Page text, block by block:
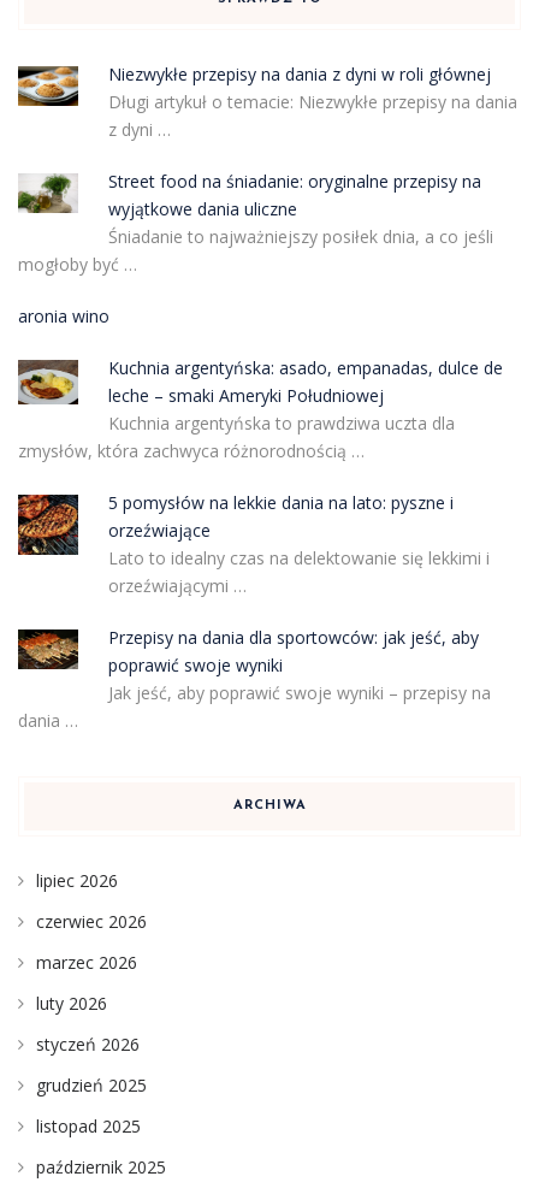
Niezwykłe przepisy na dania z dyni w roli głównej
Długi artykuł o temacie: Niezwykłe przepisy na dania
z dyni …
Street food na śniadanie: oryginalne przepisy na
wyjątkowe dania uliczne
Śniadanie to najważniejszy posiłek dnia, a co jeśli
mogłoby być …
aronia wino
Kuchnia argentyńska: asado, empanadas, dulce de
leche – smaki Ameryki Południowej
Kuchnia argentyńska to prawdziwa uczta dla
zmysłów, która zachwyca różnorodnością …
5 pomysłów na lekkie dania na lato: pyszne i
orzeźwiające
Lato to idealny czas na delektowanie się lekkimi i
orzeźwiającymi …
Przepisy na dania dla sportowców: jak jeść, aby
poprawić swoje wyniki
Jak jeść, aby poprawić swoje wyniki – przepisy na
dania …
ARCHIWA
lipiec 2026
czerwiec 2026
marzec 2026
luty 2026
styczeń 2026
grudzień 2025
listopad 2025
październik 2025